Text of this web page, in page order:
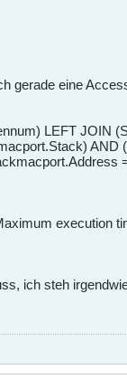
gerade eine
LEFT JOIN
AND
execution
ich steh